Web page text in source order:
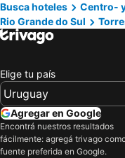
Busca hoteles
Centro-
Rio Grande do Sul
Elige tu país
Agregar en Google
Encontrá nuestros resultados
fácilmente: agregá trivago
fuente preferida en Google.